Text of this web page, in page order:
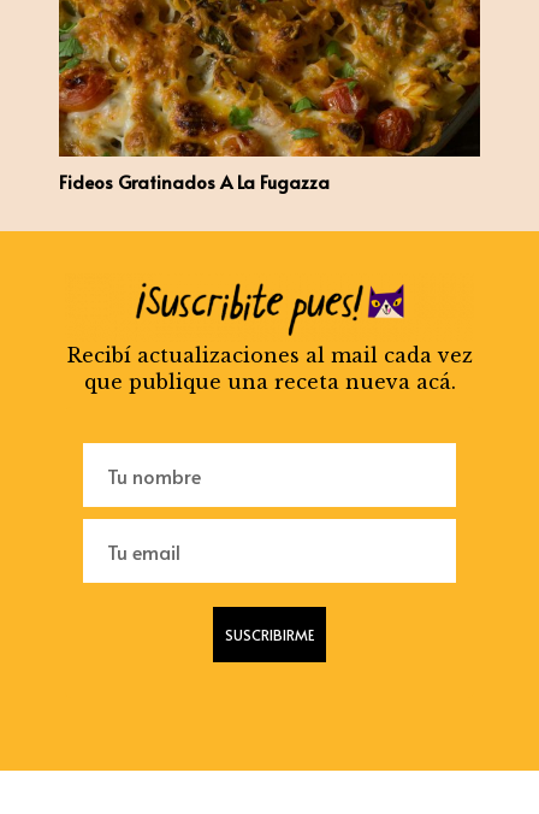
Fideos Gratinados A La Fugazza
Recibí actualizaciones al mail cada vez
que publique una receta nueva acá.